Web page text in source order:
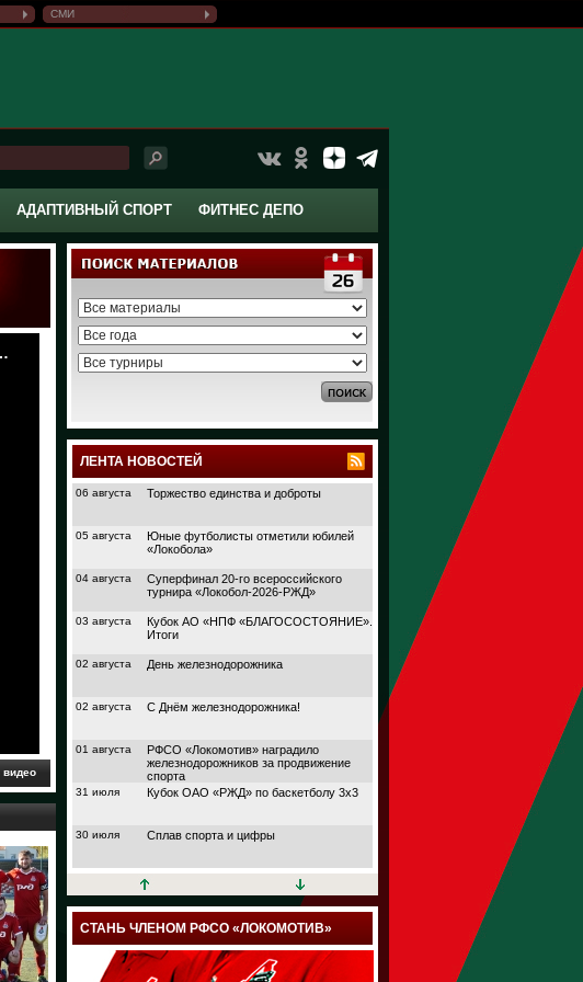
СМИ
АДАПТИВНЫЙ СПОРТ ФИТНЕС ДЕПО
ЛЕНТА НОВОСТЕЙ
06 августа Торжество единства и доброты
05 августа
Юные футболисты отметили юбилей
«Локобола»
04 августа
Суперфинал 20-го всероссийского
турнира «Локобол-2026-РЖД»
03 августа
Кубок АО «НПФ «БЛАГОСОСТОЯНИЕ».
Итоги
02 августа День железнодорожника
02 августа С Днём железнодорожника!
01 августа
РФСО «Локомотив» наградило
железнодорожников за продвижение
спорта
31 июля Кубок ОАО «РЖД» по баскетболу 3х3
30 июля Сплав спорта и цифры
27 июля
Кубок АО «НПФ
Дорога в большой спорт
23 июля Поймали волну удачи
СТАНЬ ЧЛЕНОМ РФСО «ЛОКОМОТИВ»